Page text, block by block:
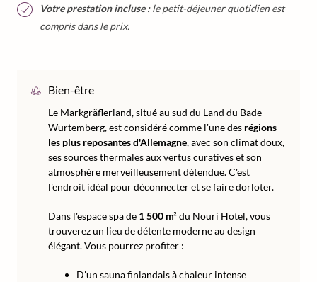
Votre prestation incluse :le petit-déjeuner quotidien est
compris dans le prix.
Bien-être
Le Markgräflerland, situé au sud du Land du Bade-
Wurtemberg, est considéré comme l'une des régions
les plus reposantes d'Allemagne, avec son climat doux,
ses sources thermales aux vertus curatives et son
atmosphère merveilleusement détendue. C'est
l'endroit idéal pour déconnecter et se faire dorloter.
Dans l'espace spa de 1 500 m²du Nouri Hotel, vous
trouverez un lieu de détente moderne au design
élégant. Vous pourrez profiter :
D'un sauna finlandais à chaleur intense